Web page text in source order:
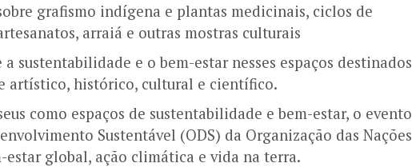
grafismo indígena e plantas medicinais, ciclos de
arraiá e outras mostras culturais
sustentabilidade e o bem-estar nesses espaços destinados
artístico, histórico, cultural e científico.
como espaços de sustentabilidade e bem-estar, o evento
Sustentável (ODS) da Organização das Nações
estar global, ação climática e vida na terra.